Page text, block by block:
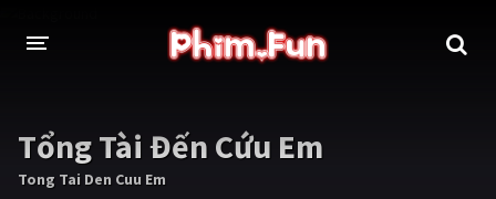
THỂ LOẠI
Thần thoại - Cổ trang
Tổng Tài Đến Cứu Em
Tong Tai Den Cuu Em